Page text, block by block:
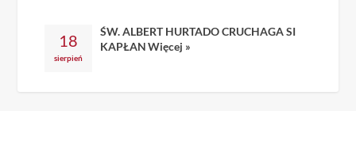
18
sierpień
ŚW. ALBERT HURTADO CRUCHAGA SI
KAPŁAN Więcej »